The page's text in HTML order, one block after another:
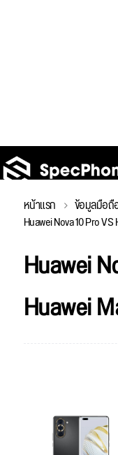
หน้าแรก ข้อมูลมือถื
Huawei Nova 10 Pro
Huawei
Huawei